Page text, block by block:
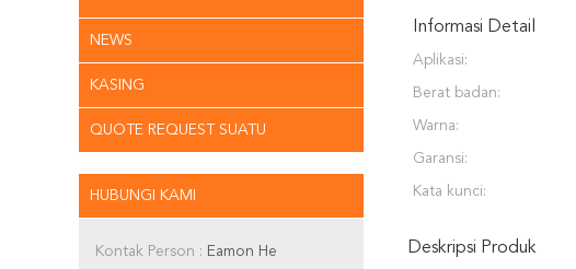
NEWS
KASING
QUOTE REQUEST SUATU
HUBUNGI KAMI
Kontak Person : Eamon He
Informasi Detail
Aplikasi:
Berat badan:
Warna:
Garansi:
Kata kunci:
Deskripsi Produk